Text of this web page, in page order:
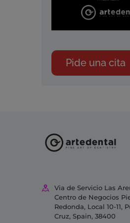
Pide una cita
Via de Servicio Las
Centro de Negocios
Redonda, Local 10-11,
Cruz, Spain, 38400